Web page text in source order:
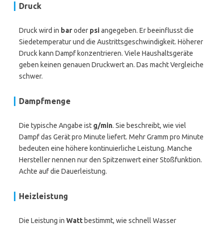
Druck
Druck wird in baroder psiangegeben. Er beeinflusst die
Siedetemperatur und die Austrittsgeschwindigkeit. Höherer
Druck kann Dampf konzentrieren. Viele Haushaltsgeräte
geben keinen genauen Druckwert an. Das macht Vergleiche
schwer.
Dampfmenge
Die typische Angabe ist g/min. Sie beschreibt, wie viel
Dampf das Gerät pro Minute liefert. Mehr Gramm pro Minute
bedeuten eine höhere kontinuierliche Leistung. Manche
Hersteller nennen nur den Spitzenwert einer Stoßfunktion.
Achte auf die Dauerleistung.
Heizleistung
Die Leistung in Watt bestimmt, wie schnell Wasser